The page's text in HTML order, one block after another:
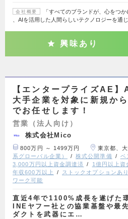
会社概要
「すべてのブランドが、心をつ
、AIを活用した人間らしいテクノロジーを通
興味あり
【エンタープライズAE
大手企業を対象に新規か
でお任せします！
営業（法人向け）
株式会社Mico
800万円 ～ 1499万円 東京都、
系グローバル企業）
株式公開準備 ベ
3,000万円以上資金調達済
1億円以上資
年収600万以上
ストックオプションあり
ワーク可能
直近4年で1100%成長を遂げた
INEヤフー社との協業基盤や最
ダクトを武器にエ…